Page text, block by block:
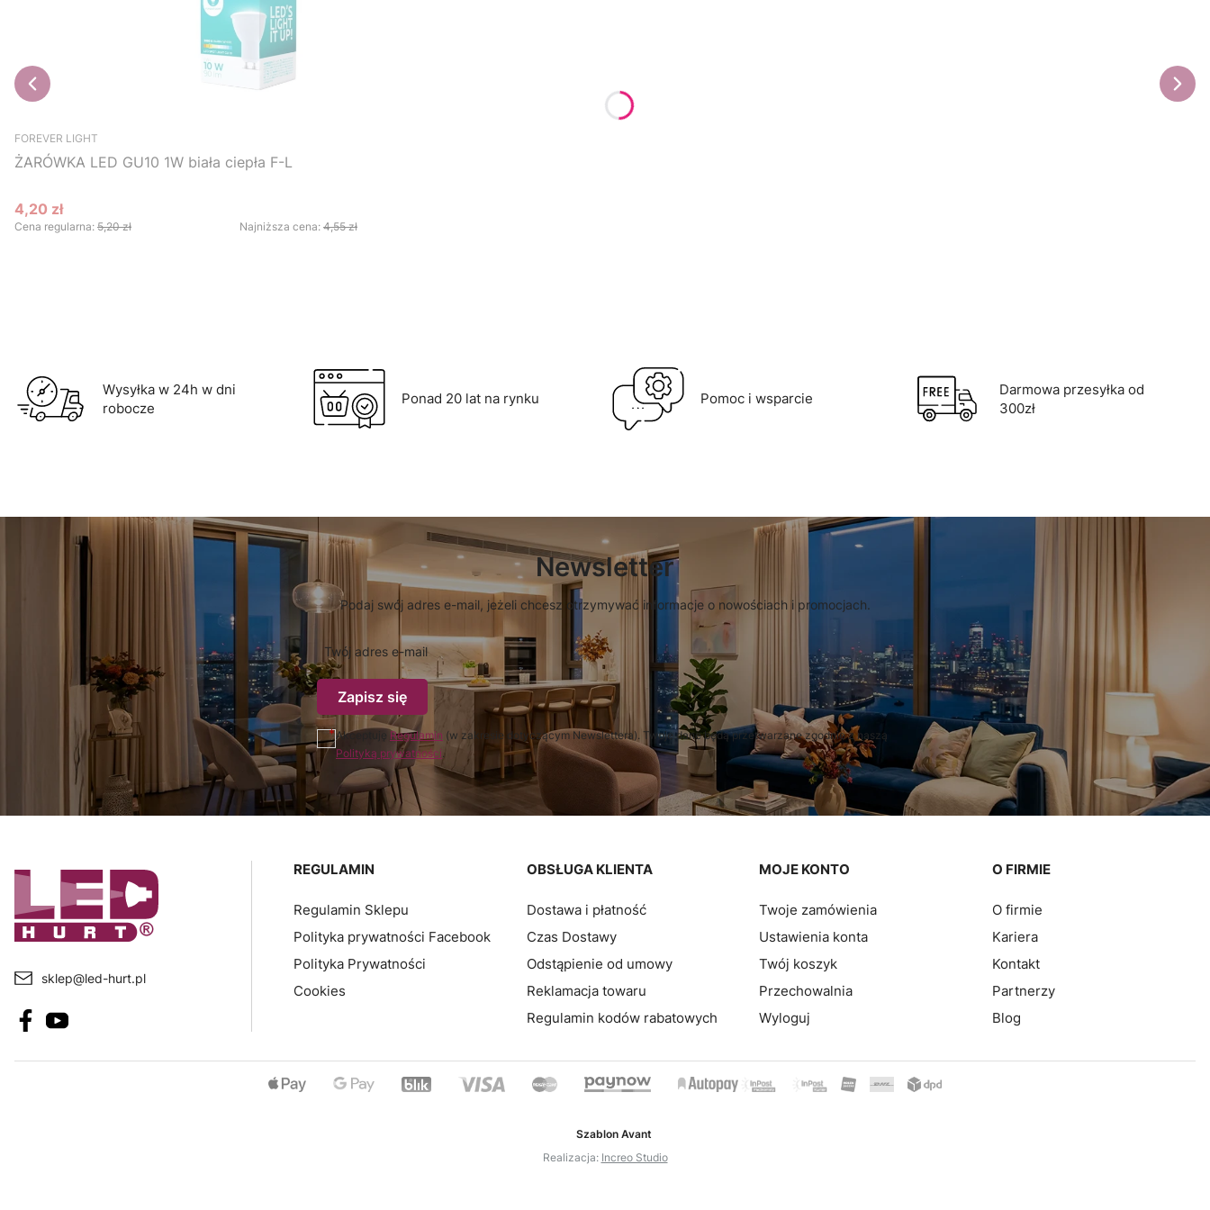
FOREVER LIGHT
ŻARÓWKA LED GU10 1W biała ciepła F-L
Cena promocyjna
4,20 zł
Cena regularna: 5,20 zł Najniższa cena: 4,55 zł
Wysyłka w 24h w dni
robocze
Ponad 20 lat na rynku Pomoc i wsparcie
Darmowa przesyłka od
300zł
Newsletter
Podaj swój adres e-mail, jeżeli chcesz otrzymywać informacje o nowościach i promocjach.
Twój adres e-mail
Zapisz się
Akceptuję Regulamin (w zakresie dotyczącym Newslettera). Twoje dane będą przetwarzane zgodnie z naszą
Polityką prywatności
sklep@led-hurt.pl
Linki w stopce
REGULAMIN
Regulamin Sklepu
Polityka prywatności Facebook
Polityka Prywatności
Cookies
OBSŁUGA KLIENTA
Dostawa i płatność
Czas Dostawy
Odstąpienie od umowy
Reklamacja towaru
Regulamin kodów rabatowych
MOJE KONTO
Twoje zamówienia
Ustawienia konta
Twój koszyk
Przechowalnia
Wyloguj
O FIRMIE
O firmie
Kariera
Kontakt
Partnerzy
Blog
Szablon Avant
Realizacja: Increo Studio